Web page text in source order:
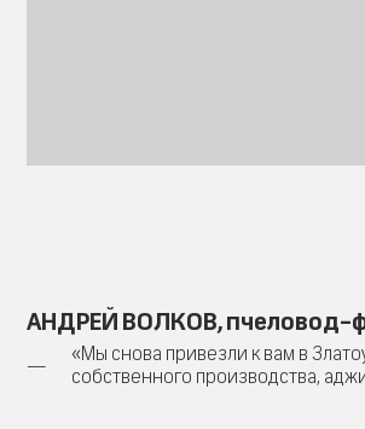
АНДРЕЙ ВОЛКОВ, пчеловод-
«Мы снова привезли к вам в
собственного производства,